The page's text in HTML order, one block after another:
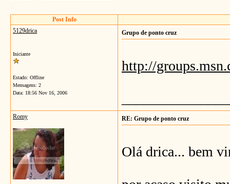
Post Info
5129drica
Iniciante
Estado: Offline
Mensagens: 2
Data: 18:56 Nov 16, 2006
Grupo de ponto cruz
http://
Romy RE: Grupo de ponto cruz
Olá drica... bem